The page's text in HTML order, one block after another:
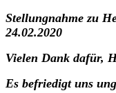
Stellungnahme zu
24.02.2020
Vielen Dank dafür,
Es befriedigt uns